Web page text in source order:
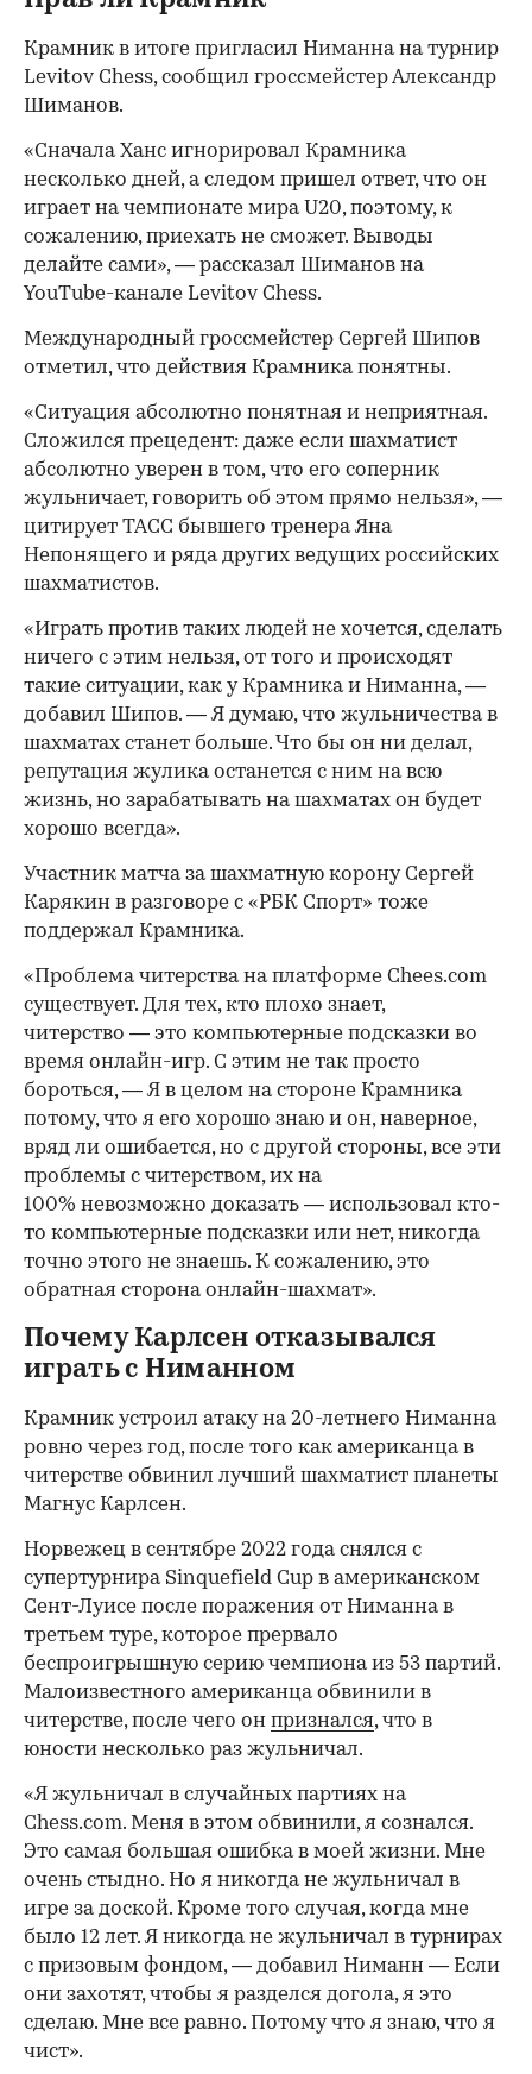
Крамник в итоге пригласил Ниманна на турнир
Levitov Chess, сообщил гроссмейстер Александр
Шиманов.
«Сначала Ханс игнорировал Крамника
несколько дней, а следом пришел ответ, что он
играет на чемпионате мира U20, поэтому, к
сожалению, приехать не сможет. Выводы
делайте сами», — рассказал Шиманов на
YouTube-канале Levitov Chess.
Международный гроссмейстер Сергей Шипов
отметил, что действия Крамника понятны.
«Ситуация абсолютно понятная и неприятная.
Сложился прецедент: даже если шахматист
абсолютно уверен в том, что его соперник
жульничает, говорить об этом прямо нельзя», —
цитирует ТАСС бывшего тренера Яна
Непонящего и ряда других ведущих российских
шахматистов.
«Играть против таких людей не хочется, сделать
ничего с этим нельзя, от того и происходят
такие ситуации, как у Крамника и Ниманна, —
добавил Шипов. — Я думаю, что жульничества в
шахматах станет больше. Что бы он ни делал,
репутация жулика останется с ним на всю
жизнь, но зарабатывать на шахматах он будет
хорошо всегда».
Участник матча за шахматную корону Сергей
Карякин в разговоре с «РБК Спорт» тоже
поддержал Крамника.
«Проблема читерства на платформе Chees.com
существует. Для тех, кто плохо знает,
читерство — это компьютерные подсказки во
время онлайн-игр. С этим не так просто
бороться, — Я в целом на стороне Крамника
потому, что я его хорошо знаю и он, наверное,
вряд ли ошибается, но с другой стороны, все эти
проблемы с читерством, их на
100% невозможно доказать — использовал кто-
то компьютерные подсказки или нет, никогда
точно этого не знаешь. К сожалению, это
обратная сторона онлайн-шахмат».
Почему Карлсен отказывался
играть с Ниманном
Крамник устроил атаку на 20-летнего Ниманна
ровно через год, после того как американца в
читерстве обвинил лучший шахматист планеты
Магнус Карлсен.
Норвежец в сентябре 2022 года снялся с
супертурнира Sinquefield Cup в американском
Сент-Луисе после поражения от Ниманна в
третьем туре, которое прервало
беспроигрышную серию чемпиона из 53 партий.
Малоизвестного американца обвинили в
читерстве, после чего он признался, что в
юности несколько раз жульничал.
«Я жульничал в случайных партиях на
Chess.com. Меня в этом обвинили, я сознался.
Это самая большая ошибка в моей жизни. Мне
очень стыдно. Но я никогда не жульничал в
игре за доской. Кроме того случая, когда мне
было 12 лет. Я никогда не жульничал в турнирах
с призовым фондом, — добавил Ниманн — Если
они захотят, чтобы я разделся догола, я это
сделаю. Мне все равно. Потому что я знаю, что я
чист».